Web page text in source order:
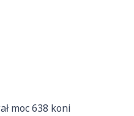
moc 638 koni